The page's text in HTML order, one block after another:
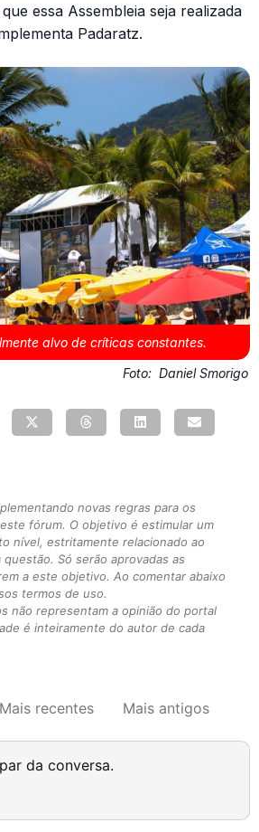
essa Assembleia seja realizada
Padaratz.
alvo de críticas constantes.
Foto: Daniel Smorigo
novas regras para os
fórum. O objetivo é estimular um
nível, estritamente relacionado ao
Só serão aprovadas as
a este objetivo. Ao comentar abaixo
termos de uso.
não representam a opinião do portal
é inteiramente do autor de cada
Mais recentes Mais antigos
da conversa.